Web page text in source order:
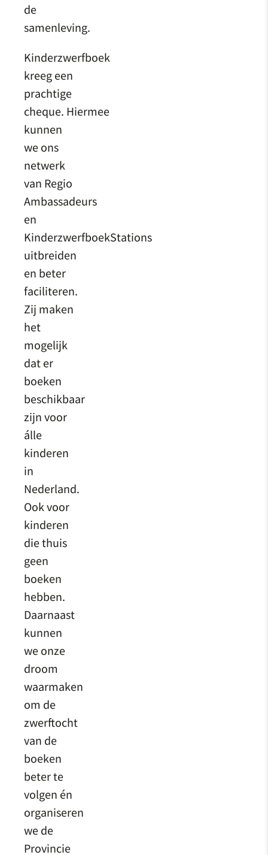
de
samenleving.
Kinderzwerfboek
kreeg een
prachtige
cheque. Hiermee
kunnen
we ons
netwerk
van Regio
Ambassadeurs
en
KinderzwerfboekStations
uitbreiden
en beter
faciliteren.
Zij maken
het
mogelijk
dat er
boeken
beschikbaar
zijn voor
álle
kinderen
in
Nederland.
Ook voor
kinderen
die thuis
geen
boeken
hebben.
Daarnaast
kunnen
we onze
droom
waarmaken
om de
zwerftocht
van de
boeken
beter te
volgen én
organiseren
we de
Provincie